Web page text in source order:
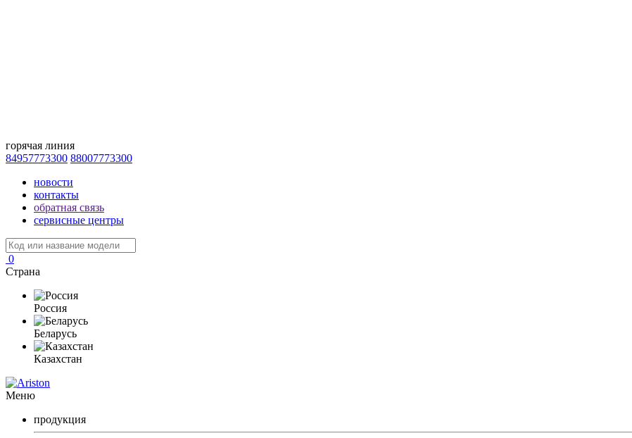
горячая линия
84957773300 88007773300
новости
контакты
обратная связь
сервисные центры
0
Страна
Россия
Беларусь
Казахстан
Меню
продукция